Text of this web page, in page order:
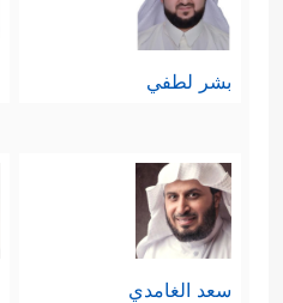
بشر لطفي
سعد الغامدي